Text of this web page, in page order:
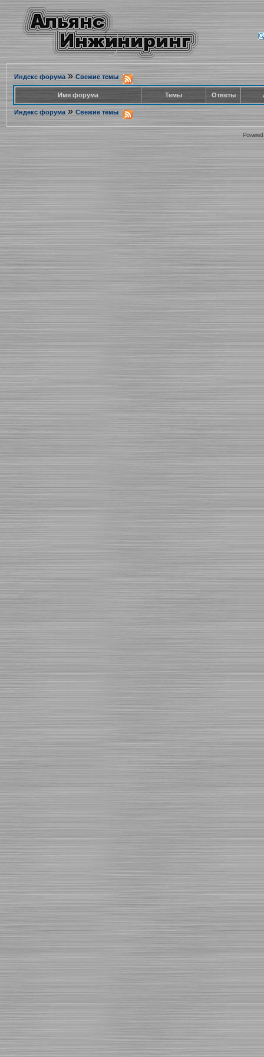
Индекс форума» Свежие темы
Имя форума Темы Ответы
Индекс форума » Свежие темы